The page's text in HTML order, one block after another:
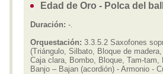
Edad de Oro - Polca del
Duración: -.
Orquestación: 3.3.5.2 Saxofones
(Triángulo, Silbato, Bloque de
Caja clara, Bombo, Bloque, Tam-
Banjo – Bajan (acordión) - Armonio -